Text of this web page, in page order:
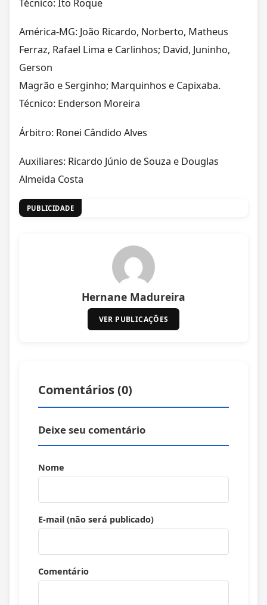
Técnico: Ito Roque
América-MG: João Ricardo, Norberto, Matheus
Ferraz, Rafael Lima e Carlinhos; David, Juninho,
Gerson
Magrão e Serginho; Marquinhos e Capixaba.
Técnico: Enderson Moreira
Árbitro: Ronei Cândido Alves
Auxiliares: Ricardo Júnio de Souza e Douglas
Almeida Costa
PUBLICIDADE
Hernane Madureira
VER PUBLICAÇÕES
Comentários (0)
Deixe seu comentário
Nome
E-mail (não será publicado)
Comentário